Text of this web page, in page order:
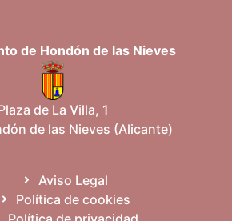
de Hondón de las Nieves
de La Villa, 1
de las Nieves (Alicante)
Aviso Legal
Política de cookies